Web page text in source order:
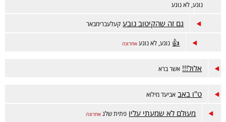
נוגע, לא נוגע
גם זה שהקיטוב נובע קעלעברימבאר
👍 נוגע, לא נוגע אחרונה
אלול!!! אשר ברא
ט"ו באב אביעד מילוא
מעולם לא שמעתי עליו פתית שלג אחרונה